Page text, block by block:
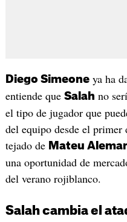
Diego Simeoneya ha
entiende que Salah no
el tipo de jugador que
del equipo desde el
tejado de Mateu
una oportunidad de
del verano rojiblanco.
Salah cambia el